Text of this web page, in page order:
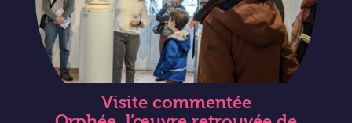
Visite commentée